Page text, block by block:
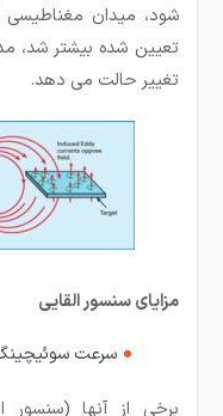
شود، میدان
تعیین شده بیشتر شد،
تغییر حالت می دهد.
مزایای سنسور القایی
سرعت
برخی از آنها